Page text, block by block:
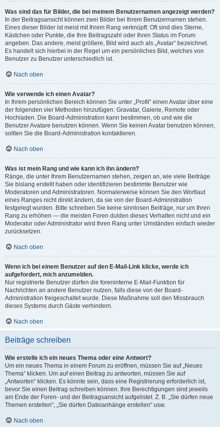
Was sind das für Bilder, die bei meinem Benutzernamen angezeigt werden?
In der Beitragsansicht können zwei Bilder bei Ihrem Benutzernamen stehen.
Eines dieser Bilder ist meist mit Ihrem Rang verknüpft: Oft sind dies Sterne,
Kästchen oder Punkte, die Ihre Beitragszahl oder Ihren Status im Forum
angeben. Das andere, meist größere, Bild wird auch als „Avatar“ bezeichnet.
Es handelt sich hierbei in der Regel um ein persönliches Bild, welches von
Benutzer zu Benutzer unterschiedlich ist.
Nach oben
Wie verwende ich einen Avatar?
In Ihrem persönlichen Bereich können Sie unter „Profil“ einen Avatar über eine
der folgenden vier Methoden hinzufügen: Gravatar, Galerie, Remote oder
Hochladen. Die Board-Administration kann bestimmen, ob und wie die
Benutzer Avatare benutzen können. Wenn Sie keinen Avatar benutzen können,
sollten Sie die Board-Administration kontaktieren.
Nach oben
Was ist mein Rang und wie kann ich ihn ändern?
Ränge, die unter Ihrem Benutzernamen stehen, zeigen an, wie viele Beiträge
Sie bislang erstellt haben oder identifizieren bestimmte Benutzer wie
Moderatoren und Administratoren. Normalerweise können Sie den Wortlaut
eines Ranges nicht direkt ändern, da sie von der Board-Administration
festgelegt wurden. Bitte schreiben Sie keine sinnlosen Beiträge, nur um Ihren
Rang zu erhöhen — die meisten Foren dulden dieses Verhalten nicht und ein
Moderator oder Administrator wird Ihren Rang unter Umständen einfach wieder
zurücksetzen.
Nach oben
Wenn ich bei einem Benutzer auf den E-Mail-Link klicke, werde ich
aufgefordert, mich anzumelden.
Nur registrierte Benutzer dürfen die foreninterne E-Mail-Funktion für
Nachrichten an andere Benutzer nutzen, falls diese von der Board-
Administration freigeschaltet wurde. Diese Maßnahme soll den Missbrauch
dieses Systems durch Gäste verhindern.
Nach oben
Beiträge schreiben
Wie erstelle ich ein neues Thema oder eine Antwort?
Um ein neues Thema in einem Forum zu eröffnen, müssen Sie auf „Neues
Thema“ klicken. Um auf einen Beitrag zu antworten, müssen Sie auf
„Antworten“ klicken. Es könnte sein, dass eine Registrierung erforderlich ist,
bevor Sie einen Beitrag schreiben können. Ihre Berechtigungen sind jeweils
am Ende der Foren- und der Beitragsansicht aufgelistet. Z. B. „Sie dürfen neue
Themen erstellen“, „Sie dürfen Dateianhänge erstellen“ usw.
Nach oben